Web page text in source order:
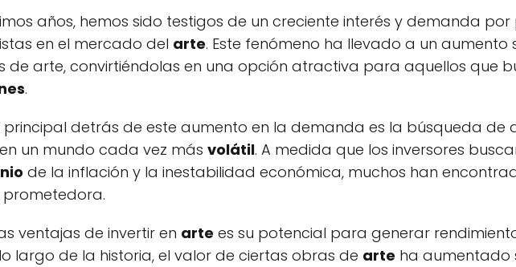
años, hemos sido testigos de un creciente interés y demanda
en el mercado del arte. Este fenómeno ha llevado a un aumento
de arte, convirtiéndolas en una opción atractiva para aquellos que
.
principal detrás de este aumento en la demanda es la búsqueda de
un mundo cada vez más volátil. A medida que los inversores
de la inflación y la inestabilidad económica, muchos han
prometedora.
ventajas de invertir en arte es su potencial para generar
largo de la historia, el valor de ciertas obras de arte ha aumentado